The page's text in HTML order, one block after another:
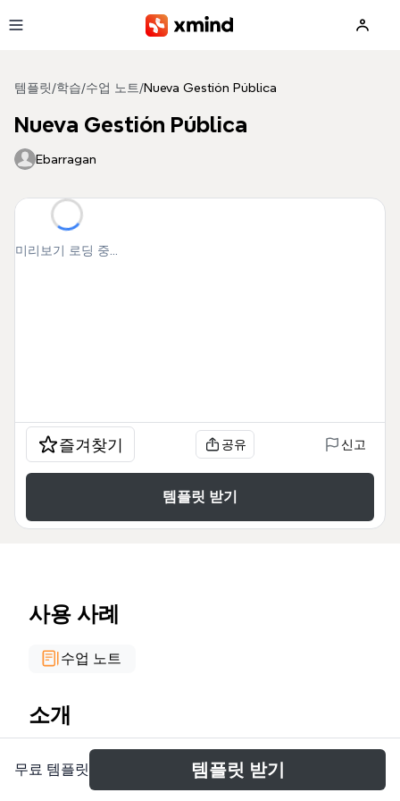
템플릿 /학습/수업 노트 /Nueva Gestión Pública
Nueva Gestión Pública
Ebarragan
미리보기 로딩 중...
즐겨찾기 공유 신고
템플릿 받기
사용 사례
수업 노트
소개
La plantilla de mind map 'Nueva Gestión Pública'
explora el origen, contexto y herramientas clave de
무료 템플릿 템플릿 받기